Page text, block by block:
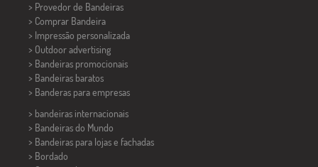
> Provedor de Bandeiras
> Comprar Bandeira
> Impressão personalizada
> Outdoor advertising
> Bandeiras promocionais
> Bandeiras baratos
> Banderas para empresas
> bandeiras internacionais
> Bandeiras do Mundo
> Bandeiras para lojas e fachadas
> Bordado